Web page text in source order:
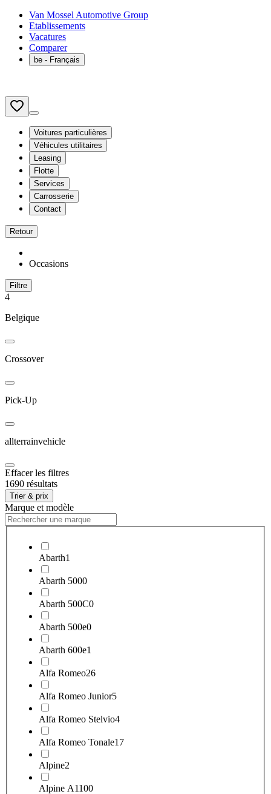
Van Mossel Automotive Group
Etablissements
Vacatures
Comparer
be - Français
Voitures particulières
Véhicules utilitaires
Leasing
Flotte
Services
Carrosserie
Contact
Retour
Occasions
Filtre
4
Belgique
Crossover
Pick-Up
allterrainvehicle
Effacer les filtres
1690 résultats
Trier & prix
Marque et modèle
Abarth1
Abarth 5000
Abarth 500C0
Abarth 500e0
Abarth 600e1
Alfa Romeo26
Alfa Romeo Junior5
Alfa Romeo Stelvio4
Alfa Romeo Tonale17
Alpine2
Alpine A1100